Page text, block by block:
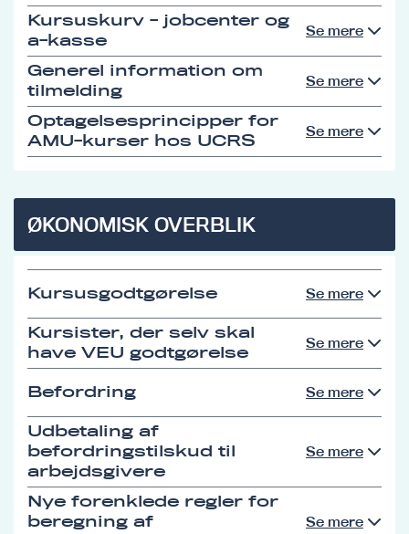
Kursuskurv - jobcenter og
a-kasse
Se mere
Generel information om
tilmelding
Se mere
Optagelsesprincipper for
AMU-kurser hos UCRS
Se mere
ØKONOMISK OVERBLIK
Kursusgodtgørelse Se mere
Kursister, der selv skal
have VEU godtgørelse
Se mere
Befordring Se mere
Udbetaling af
befordringstilskud til
arbejdsgivere
Se mere
Nye forenklede regler for
beregning af
Se mere